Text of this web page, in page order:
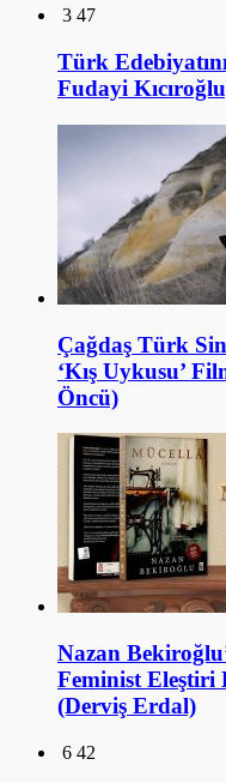
3 47
Türk
Fudayi
Çağdaş Türk
‘Kış Uykusu’
Öncü)
Nazan
Feminist Eleştiri
(Derviş Erdal)
6 42